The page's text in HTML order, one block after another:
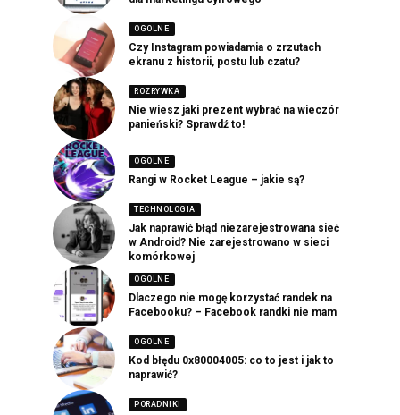
OGOLNE
Czy Instagram powiadamia o zrzutach
ekranu z historii, postu lub czatu?
ROZRYWKA
Nie wiesz jaki prezent wybrać na wieczór
panieński? Sprawdź to!
OGOLNE
Rangi w Rocket League – jakie są?
TECHNOLOGIA
Jak naprawić błąd niezarejestrowana sieć
w Android? Nie zarejestrowano w sieci
komórkowej
OGOLNE
Dlaczego nie mogę korzystać randek na
Facebooku? – Facebook randki nie mam
OGOLNE
Kod błędu 0x80004005: co to jest i jak to
naprawić?
PORADNIKI